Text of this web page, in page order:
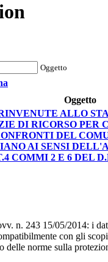
Oggetto
Oggetto
ALLO
DI RICORSO PER
DEL
AI SENSI
COMMI 2 E 6 DEL
n. 243 15/05/2014: i
con gli
delle norme sulla